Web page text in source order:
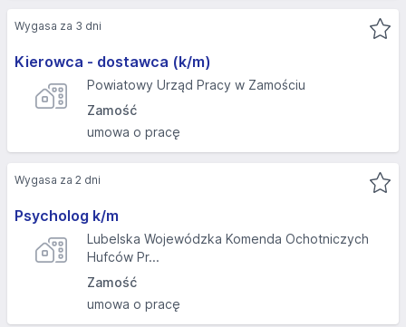
Kierowca - dostawca (k/m)
Powiatowy Urząd Pracy w Zamościu
Zamość
umowa o pracę
Wygasa za 3 dni
Psycholog k/m
Lubelska Wojewódzka Komenda Ochotniczych
Hufców Pr...
Zamość
umowa o pracę
Wygasa za 2 dni